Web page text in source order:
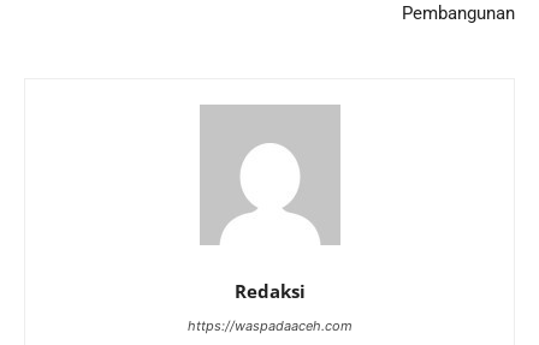
Pembangunan
Redaksi
https://waspadaaceh.com